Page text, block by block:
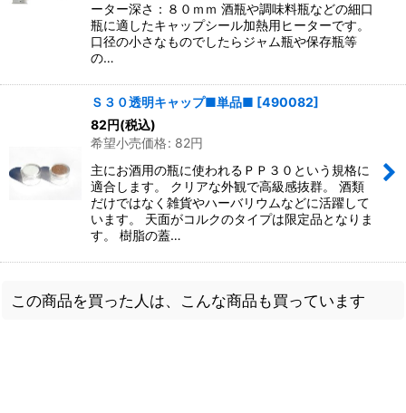
ーター深さ：８０ｍｍ 酒瓶や調味料瓶などの細口
瓶に適したキャップシール加熱用ヒーターです。
口径の小さなものでしたらジャム瓶や保存瓶等
の…
Ｓ３０透明キャップ■単品■ [490082]
82円(税込)
希望小売価格: 82円
主にお酒用の瓶に使われるＰＰ３０という規格に
適合します。 クリアな外観で高級感抜群。 酒類
だけではなく雑貨やハーバリウムなどに活躍して
います。 天面がコルクのタイプは限定品となりま
す。 樹脂の蓋…
この商品を買った人は、こんな商品も買っています